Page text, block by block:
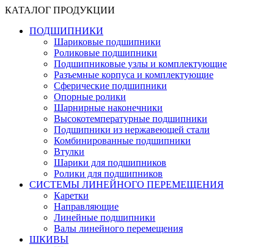
КАТАЛОГ ПРОДУКЦИИ
ПОДШИПНИКИ
Шариковые подшипники
Роликовые подшипники
Подшипниковые узлы и комплектующие
Разъемные корпуса и комплектующие
Сферические подшипники
Опорные ролики
Шарнирные наконечники
Высокотемпературные подшипники
Подшипники из нержавеющей стали
Комбинированные подшипники
Втулки
Шарики для подшипников
Ролики для подшипников
СИСТЕМЫ ЛИНЕЙНОГО ПЕРЕМЕЩЕНИЯ
Каретки
Направляющие
Линейные подшипники
Валы линейного перемещения
ШКИВЫ